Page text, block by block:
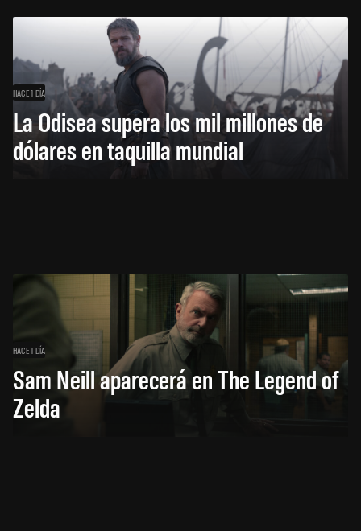
HACE 1 DÍA
La Odisea supera los mil millones de
dólares en taquilla mundial
HACE 1 DÍA
Sam Neill aparecerá en The Legend of
Zelda